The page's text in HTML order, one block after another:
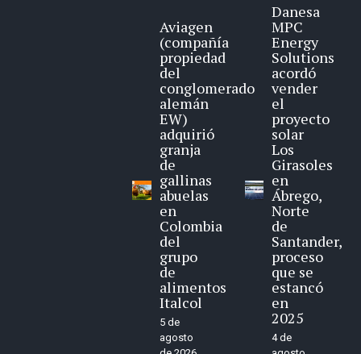
Aviagen
(compañía
propiedad
del
conglomerado
alemán
EW)
adquirió
granja
de
gallinas
abuelas
en
Colombia
del
grupo
de
alimentos
Italcol
5 de
agosto
Danesa
MPC
Energy
Solutions
acordó
vender
el
proyecto
solar
Los
Girasoles
en
Ábrego,
Norte
de
Santander,
proceso
que se
estancó
en
2025
4 de